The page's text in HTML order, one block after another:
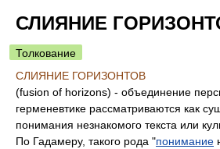
СЛИЯНИЕ
Толкование
СЛИЯНИЕ ГОРИЗОНТОВ
(fusion of horizons) - объединение
герменевтике рассматриваются как
понимания незнакомого текста или
По Гадамеру, такого рода "понимание